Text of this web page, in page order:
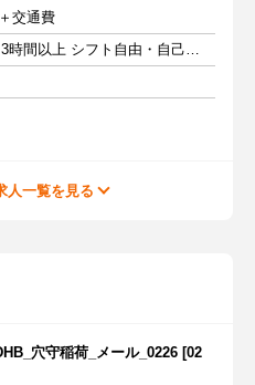
交通費
週1日以上 1日3時間以上 シフト自由・自己申告
人一覧を見る
穴守稲荷_メール_0226 [02